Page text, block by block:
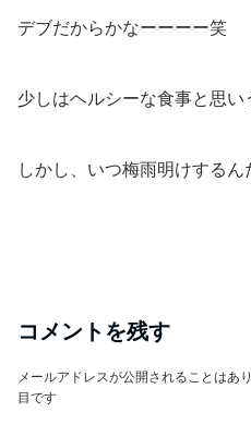
デブだからかなーーーー笑
少しはヘルシーな食事と思
しかし、いつ梅雨明けするん
コメントを残す
メールアドレスが公開されることはあり
目です